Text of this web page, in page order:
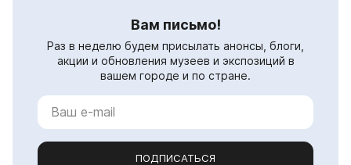
Вам письмо!
Раз в неделю будем присылать анонсы, блоги,
акции и обновления музеев и экспозиций в
вашем городе и по стране.
ПОДПИСАТЬСЯ